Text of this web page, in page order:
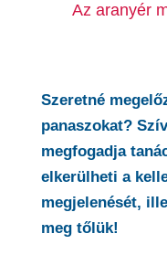
Az aranyér
Szeretné
panaszokat?
megfogadja
elkerülheti a
megjelenését,
meg tőlük!